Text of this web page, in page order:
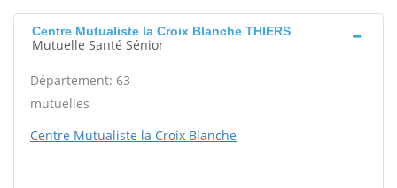
Centre Mutualiste la Croix Blanche THIERS
Mutuelle Santé Sénior
Département: 63
mutuelles
Centre Mutualiste la Croix Blanche